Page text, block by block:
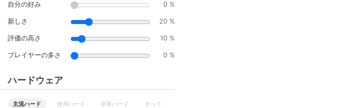
自分の好み 0 %
新しさ 20 %
評価の高さ 10 %
プレイヤーの多さ 0 %
ハードウェア
主流ハード 使用ハード 所有ハード すべて